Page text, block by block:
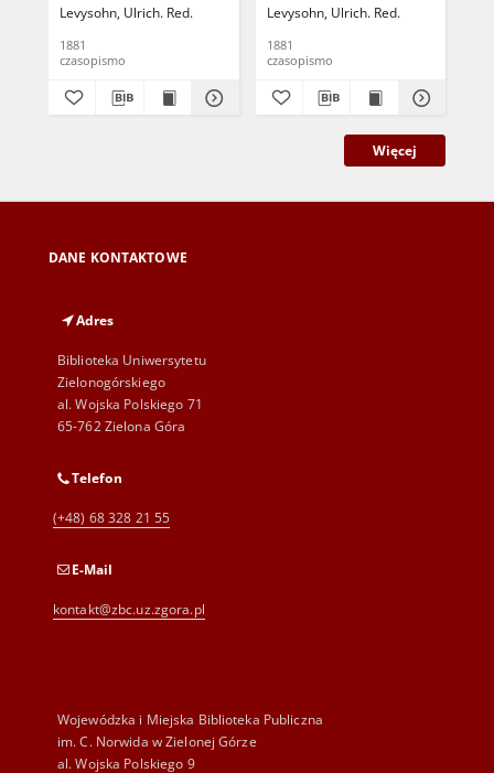
Levysohn, Ulrich. Red.
1881
czasopismo
Levysohn, Ulrich. Red.
1881
czasopismo
Więcej
DANE KONTAKTOWE
Adres
Biblioteka Uniwersytetu
Zielonogórskiego
al. Wojska Polskiego 71
65-762 Zielona Góra
Telefon
(+48) 68 328 21 55
E-Mail
kontakt@zbc.uz.zgora.pl
Wojewódzka i Miejska Biblioteka Publiczna
im. C. Norwida w Zielonej Górze
al. Wojska Polskiego 9